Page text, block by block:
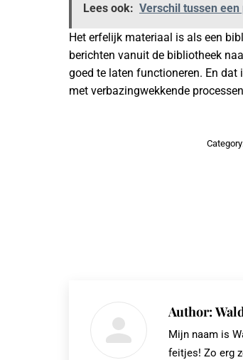
Lees ook: Verschil tussen
Het erfelijk materiaal is als een
berichten vanuit de bibliotheek
goed te laten functioneren. En
met verbazingwekkende
Author:
Mijn naam is
feitjes! Zo erg